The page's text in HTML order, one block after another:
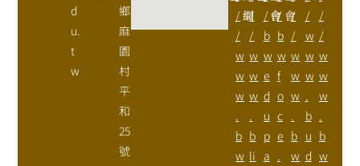
d
u.
t
w
鄉
麻
園
村
平
和
25
號
/
/
w
w
w
.
b
w
網
/
/
w
w
w
.
b
li
/
b
w
e
d
u
p
a
會
/
b
w
f
o
c
e
.
會
/
/
w
w
w
.
b
w
/
w
w
w
.
b
u
d
/
/
w
w
w
.
b
w